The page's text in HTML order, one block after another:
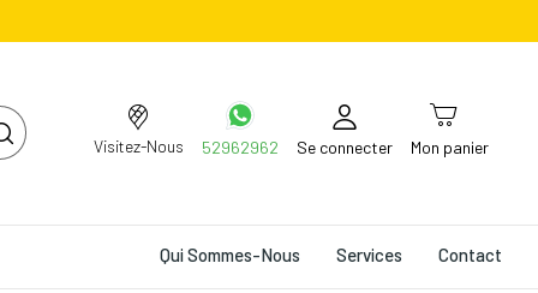
Visitez-Nous 52962962 Se connecter Mon panier
Qui Sommes-Nous Services Contact